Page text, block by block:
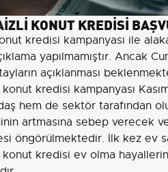
KONUT KREDİSİ
kredisi kampanyası ile
yapılmamıştır. Ancak
açıklanması
kredisi kampanyası
hem de sektör tarafından
artmasına sebep verecek
öngörülmektedir. İlk kez ev
kredisi ev olma